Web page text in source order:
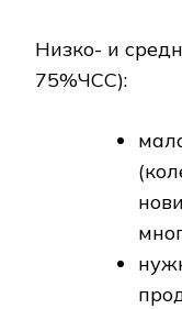
Низко- и
75%ЧСС):